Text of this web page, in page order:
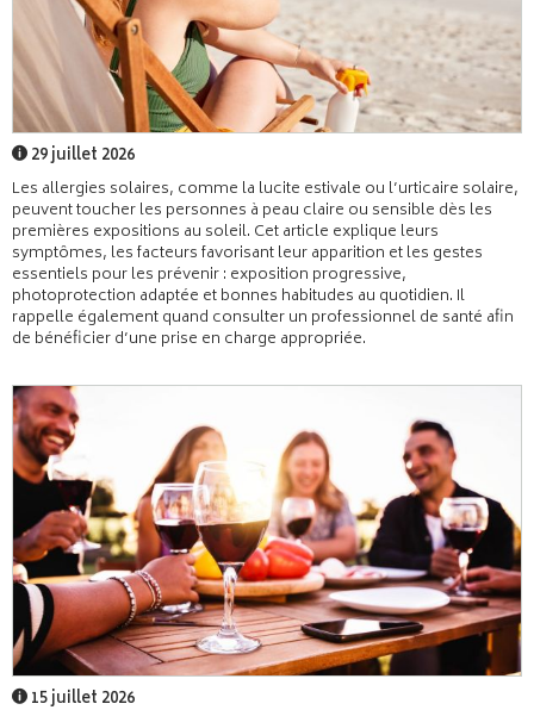
29 juillet 2026
Les allergies solaires, comme la lucite estivale ou l’urticaire solaire,
peuvent toucher les personnes à peau claire ou sensible dès les
premières expositions au soleil. Cet article explique leurs
symptômes, les facteurs favorisant leur apparition et les gestes
essentiels pour les prévenir : exposition progressive,
photoprotection adaptée et bonnes habitudes au quotidien. Il
rappelle également quand consulter un professionnel de santé afin
de bénéficier d’une prise en charge appropriée.
15 juillet 2026